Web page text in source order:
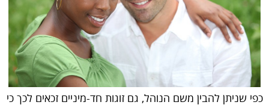
כפי שניתן להבין משם הנוהל, גם זוגות חד-מיניים זכאים לכך כי